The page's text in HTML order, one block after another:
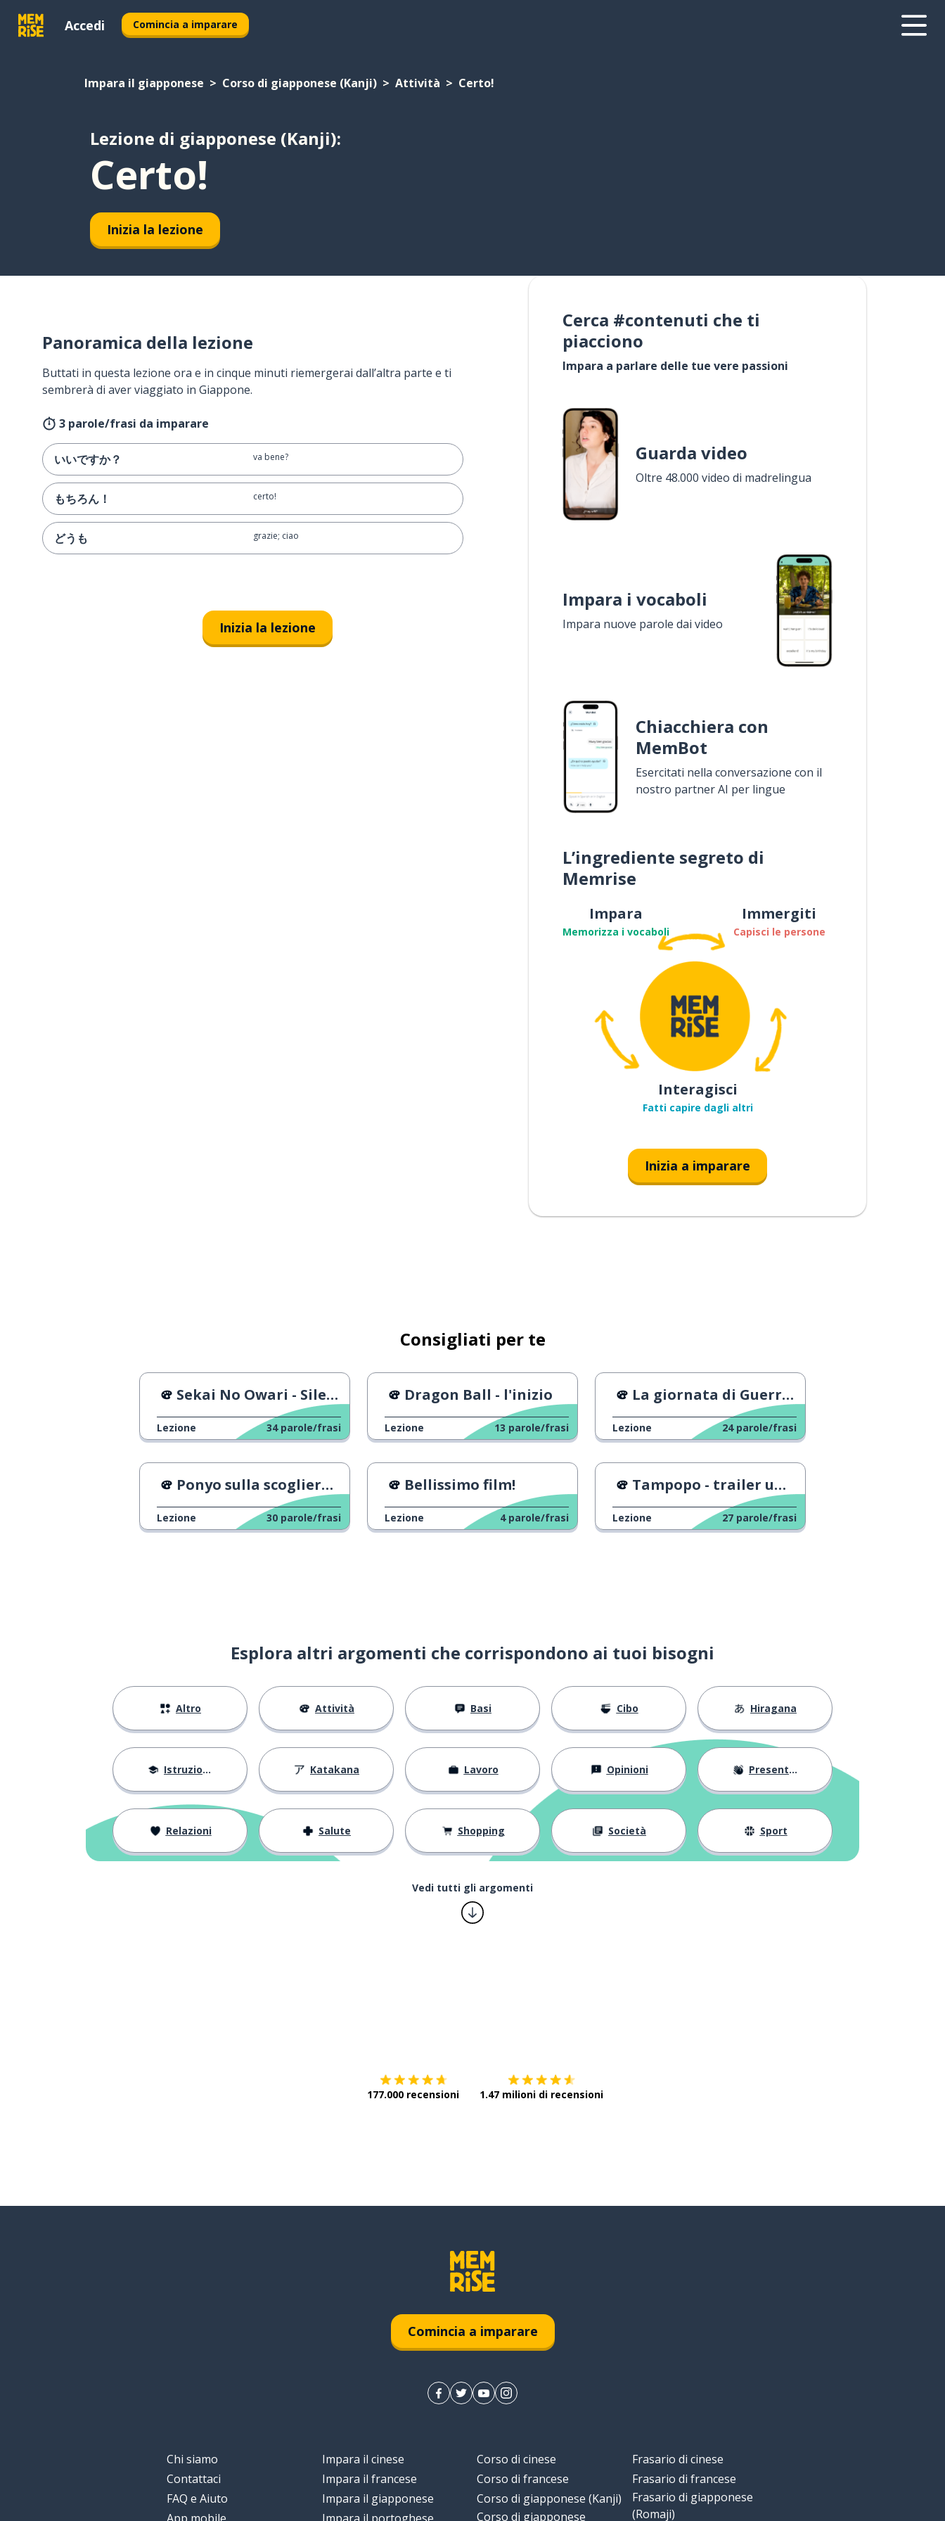
Accedi Comincia a imparare
Impara il giapponese Corso di giapponese (Kanji) Attività Certo!
Lezione di giapponese (Kanji):
Certo!
Inizia la lezione
Panoramica della lezione
Buttati in questa lezione ora e in cinque minuti riemergerai dall’altra parte e ti
sembrerà di aver viaggiato in Giappone.
3 parole/frasi da imparare
いいですか？ va bene?
もちろん！ certo!
どうも grazie; ciao
Inizia la lezione
Cerca #contenuti che ti
piacciono
Impara a parlare delle tue vere passioni
Guarda video
Oltre 48.000 video di madrelingua
Impara i vocaboli
Impara nuove parole dai video
Chiacchiera con
MemBot
Esercitati nella conversazione con il
nostro partner AI per lingue
L’ingrediente segreto di
Memrise
Impara
Memorizza i vocaboli
Immergiti
Capisci le persone
Interagisci
Fatti capire dagli altri
Inizia a imparare
Consigliati per te
Sekai No Owari - Silent
Lezione 34 parole/frasi
Dragon Ball - l'inizio
Lezione 13 parole/frasi
La giornata di Guerre stellari
Lezione 24 parole/frasi
Ponyo sulla scogliera - trailer ufficiale
Lezione 30 parole/frasi
Bellissimo film!
Lezione 4 parole/frasi
Tampopo - trailer ufficiale
Lezione 27 parole/frasi
Esplora altri argomenti che corrispondono ai tuoi bisogni
Altro Attività Basi Cibo Hiragana
Istruzione Katakana Lavoro Opinioni Presentarsi
Relazioni Salute Shopping Società Sport
Vedi tutti gli argomenti
177.000 recensioni 1.47 milioni di recensioni
Comincia a imparare
Chi siamo
Contattaci
FAQ e Aiuto
Impara il cinese
Impara il francese
Impara il giapponese
Corso di cinese
Corso di francese
Corso di giapponese (Kanji)
Corso di giapponese
Frasario di cinese
Frasario di francese
Frasario di giapponese
(Romaji)